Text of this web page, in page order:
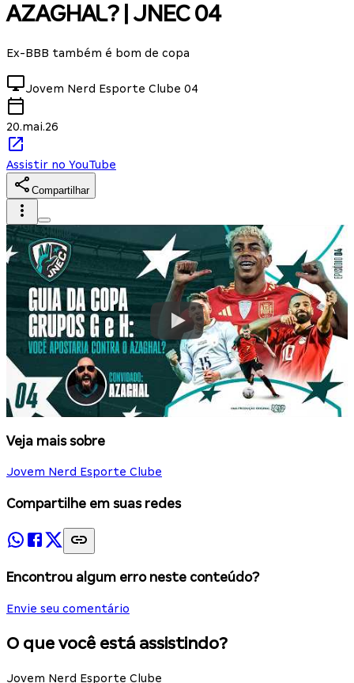
AZAGHAL? | JNEC 04
Ex-BBB também é bom de copa
Jovem Nerd Esporte Clube 04
20.mai.26
Assistir no YouTube
Compartilhar
Veja mais sobre
Jovem Nerd Esporte Clube
Compartilhe em suas redes
Encontrou algum erro neste conteúdo?
Envie seu comentário
O que você está assistindo?
Jovem Nerd Esporte Clube